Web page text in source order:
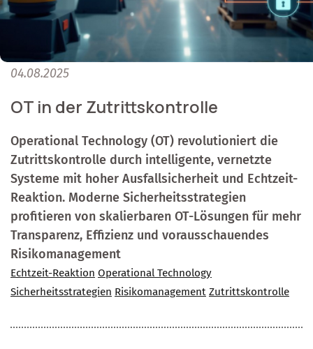
04.08.2025
OT in der Zutrittskontrolle
Operational Technology (OT) revolutioniert die
Zutrittskontrolle durch intelligente, vernetzte
Systeme mit hoher Ausfallsicherheit und Echtzeit-
Reaktion. Moderne Sicherheitsstrategien
profitieren von skalierbaren OT-Lösungen für mehr
Transparenz, Effizienz und vorausschauendes
Risikomanagement
Echtzeit-Reaktion Operational Technology
Sicherheitsstrategien Risikomanagement Zutrittskontrolle